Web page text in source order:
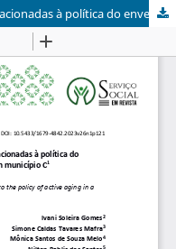
Concepções e práticas de gestão relacionadas à política do envelhecimento ativo em um município C